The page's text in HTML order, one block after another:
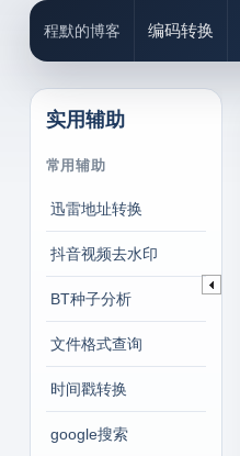
程默的博客 编码转换
实用辅助
常用辅助
迅雷地址转换
抖音视频去水印
BT种子分析
文件格式查询
时间戳转换
google搜索